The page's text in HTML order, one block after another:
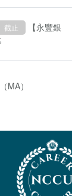
截止
【永豐銀
MA）